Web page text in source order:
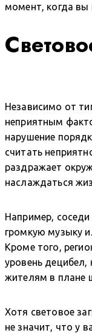
момент, когда вы
Независимо от
неприятным
нарушение
считать
раздражает
наслаждаться
Например,
громкую музыку
Кроме того,
уровень
жителям в плане
Хотя световое
не значит, что у